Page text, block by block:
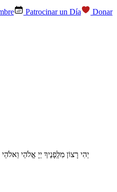
Patrocinar un Día Donar
יְהִי רָצוֹן מִלְְּפָנֶיךָ יְיָ אֱלֹהַי